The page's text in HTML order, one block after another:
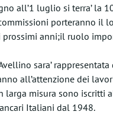
all’1 luglio si terra’ la
porteranno il
prossimi anni;il ruolo
sara’
all’attenzione dei
larga misura sono iscritti
Italiani dal 1948.